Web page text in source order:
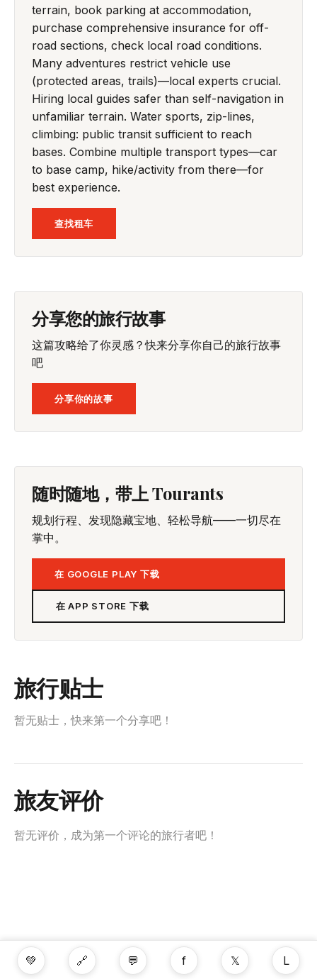
terrain, book parking at accommodation,
purchase comprehensive insurance for off-
road sections, check local road conditions.
Many adventures restrict vehicle use
(protected areas, trails)—local experts crucial.
Hiring local guides safer than self-navigation in
unfamiliar terrain. Water sports, zip-lines,
climbing: public transit sufficient to reach
bases. Combine multiple transport types—car
to base camp, hike/activity from there—for
best experience.
查找租车
分享您的旅行故事
这篇攻略给了你灵感？快来分享你自己的旅行故事
吧
分享你的故事
随时随地，带上 Tourants
规划行程、发现隐藏宝地、轻松导航——一切尽在
掌中。
在 GOOGLE PLAY 下载
在 APP STORE 下载
旅行贴士
暂无贴士，快来第一个分享吧！
旅友评价
暂无评价，成为第一个评论的旅行者吧！
💚 🔗 💬 f 𝕏 L